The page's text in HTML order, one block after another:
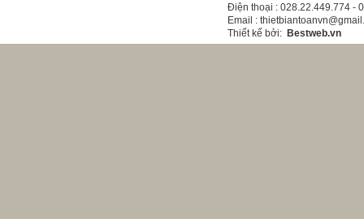
Điện thoại : 028.22.449.774
Email :
Thiết kế bởi: Bestweb.vn